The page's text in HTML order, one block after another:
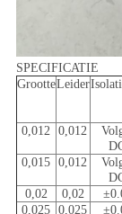
SPECIFICATIE
GrootteLeider
0,012 0,012
0,015 0,012
0,02 0,02
0,025
0,025